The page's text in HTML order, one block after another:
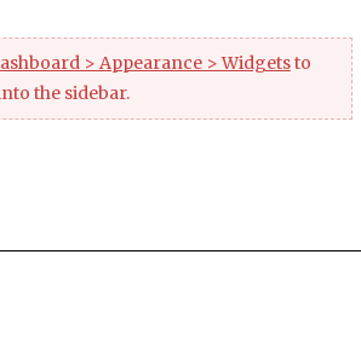
> Appearance > Widgetsto
the sidebar.